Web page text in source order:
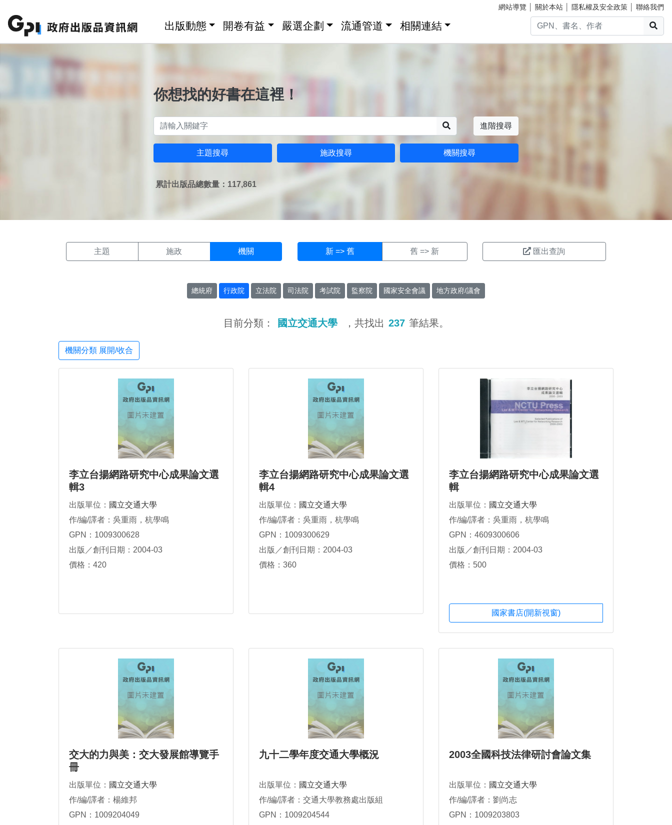
網站導覽 關於本站 隱私權及安全政策 聯絡我們
出版動態 開卷有益 嚴選企劃 流通管道 相關連結
你想找的好書在這裡！
進階搜尋
主題搜尋 施政搜尋 機關搜尋
累計出版品總數量：117,861
主題 施政 機關 新 => 舊 舊 => 新 匯出查詢
總統府 行政院 立法院 司法院 考試院 監察院 國家安全會議 地方政府/議會
目前分類： 國立交通大學 ，共找出 237 筆結果。
機關分類 展開/收合
李立台揚網路研究中心成果論文選
輯3
出版單位： 國立交通大學
作/編/譯者：吳重雨，杭學鳴
GPN：1009300628
出版／創刊日期：2004-03
價格：420
李立台揚網路研究中心成果論文選
輯4
出版單位： 國立交通大學
作/編/譯者：吳重雨，杭學鳴
GPN：1009300629
出版／創刊日期：2004-03
價格：360
李立台揚網路研究中心成果論文選
輯
出版單位： 國立交通大學
作/編/譯者：吳重雨，杭學鳴
GPN：4609300606
出版／創刊日期：2004-03
價格：500
國家書店(開新視窗)
交大的力與美：交大發展館導覽手
冊
出版單位： 國立交通大學
作/編/譯者：楊維邦
GPN：1009204049
九十二學年度交通大學概況
出版單位： 國立交通大學
作/編/譯者：交通大學教務處出版組
GPN：1009204544
2003全國科技法律研討會論文集
出版單位： 國立交通大學
作/編/譯者：劉尚志
GPN：1009203803